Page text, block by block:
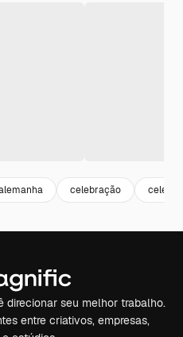
celebração
direcionar seu melhor trabalho.
entre criativos, empresas,